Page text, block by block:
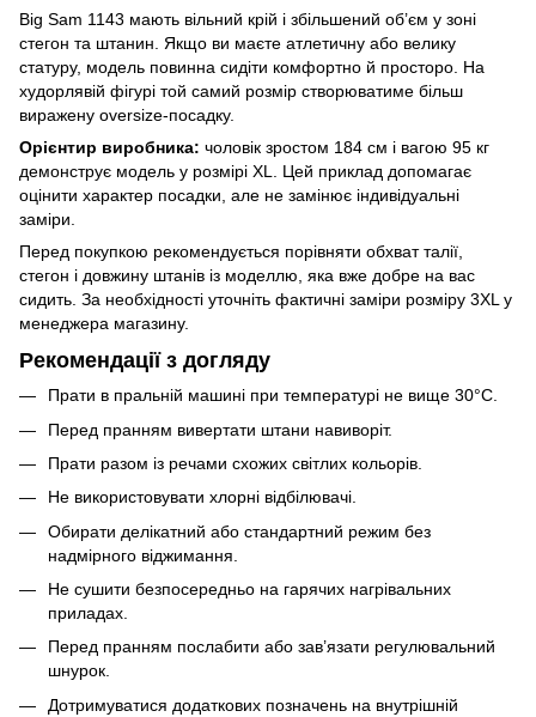
Big Sam 1143 мають вільний крій і збільшений об’єм у зоні
стегон та штанин. Якщо ви маєте атлетичну або велику
статуру, модель повинна сидіти комфортно й просторо. На
худорлявій фігурі той самий розмір створюватиме більш
виражену oversize-посадку.
Орієнтир виробника: чоловік зростом 184 см і вагою 95 кг
демонструє модель у розмірі XL. Цей приклад допомагає
оцінити характер посадки, але не замінює індивідуальні
заміри.
Перед покупкою рекомендується порівняти обхват талії,
стегон і довжину штанів із моделлю, яка вже добре на вас
сидить. За необхідності уточніть фактичні заміри розміру 3XL у
менеджера магазину.
Рекомендації з догляду
Прати в пральній машині при температурі не вище 30°C.
Перед пранням вивертати штани навиворіт.
Прати разом із речами схожих світлих кольорів.
Не використовувати хлорні відбілювачі.
Обирати делікатний або стандартний режим без
надмірного віджимання.
Не сушити безпосередньо на гарячих нагрівальних
приладах.
Перед пранням послабити або зав’язати регулювальний
шнурок.
Дотримуватися додаткових позначень на внутрішній